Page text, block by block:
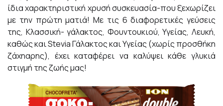
ίδια χαρακτηριστική χρυσή συσκευασία-που ξεχωρίζει
με την πρώτη ματιά! Με τις 6 διαφορετικές γεύσεις
της, Κλασσική- γάλακτος, Φουντουκιού, Υγείας, Λευκή,
καθώς και Stevia Γάλακτος και Υγείας (χωρίς προσθήκη
ζάχηαρης), έχει καταφέρει να καλύψει κάθε γλυκιά
στιγμή της ζωής μας!